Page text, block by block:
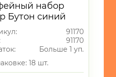
набор
Бутон синий
91170
91170
Больше 1 уп.
18 шт.